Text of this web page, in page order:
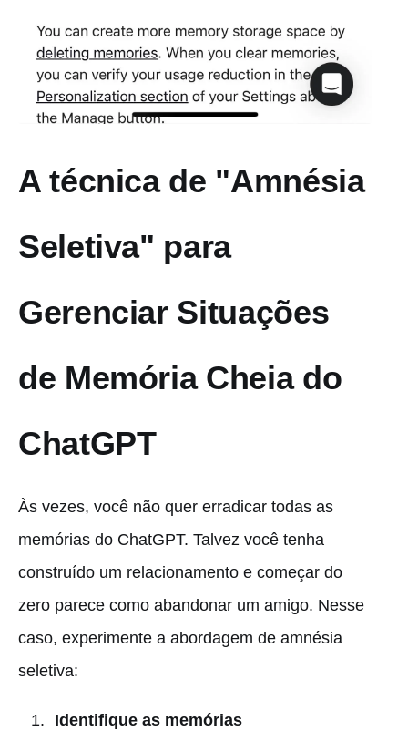
A técnica de "Amnésia
Seletiva" para
Gerenciar Situações
de Memória Cheia do
ChatGPT
Às vezes, você não quer erradicar todas as
memórias do ChatGPT. Talvez você tenha
construído um relacionamento e começar do
zero parece como abandonar um amigo. Nesse
caso, experimente a abordagem de amnésia
seletiva:
Identifique as memórias